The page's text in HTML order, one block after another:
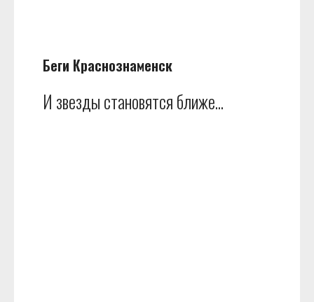
Беги Краснознаменск
И звезды становятся ближе...